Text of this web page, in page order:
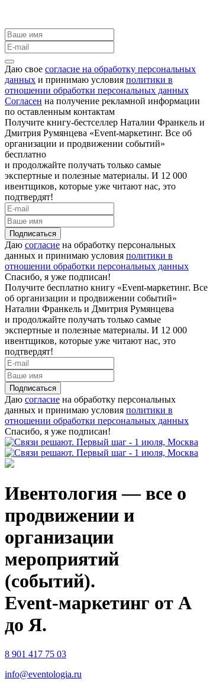
Даю свое согласие на обработку персональных
данных и принимаю условия политики в
отношении обработки персональных данных
Согласен на получение рекламной информации
по оставленным контактам
Получите книгу-бестселлер Наталии Франкель и
Дмитрия Румянцева «Event-маркетинг. Все об
организации и продвижении событий»
бесплатно
и продолжайте получать только самые
экспертные и полезные материалы. И 12 000
ивентщиков, которые уже читают нас, это
подтвердят!
Подписаться
Даю согласие на обработку персональных
данных и принимаю условия политики в
отношении обработки персональных данных
Спасибо, я уже подписан!
Получите бесплатно книгу «Event-маркетинг. Все
об организации и продвижении событий»
Наталии Франкель и Дмитрия Румянцева
и продолжайте получать только самые
экспертные и полезные материалы. И 12 000
ивентщиков, которые уже читают нас, это
подтвердят!
Подписаться
Даю согласие на обработку персональных
данных и принимаю условия политики в
отношении обработки персональных данных
Спасибо, я уже подписан!
Ивентология — все о
продвижении и
организации
мероприятий
(событий).
Event-маркетинг от А
до Я.
8 901 417 75 03
info@eventologia.ru